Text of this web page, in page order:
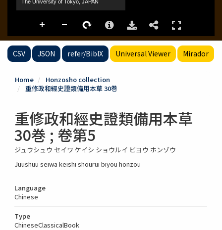
CSV JSON refer/BibIX Universal Viewer Mirador
Home
Honzosho collection
重修政和經史證類備用本草 30巻
重修政和經史證類備用本草
30巻 ; 卷第5
ジュウシュウ セイワ ケイシ ショウルイ ビヨウ ホンゾウ
Juushuu seiwa keishi shourui biyou honzou
Language
Chinese
Type
ChineseClassicalBook